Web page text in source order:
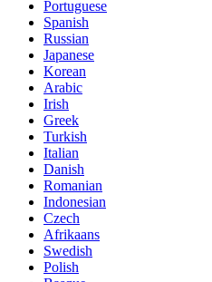
Portuguese
Spanish
Russian
Japanese
Korean
Arabic
Irish
Greek
Turkish
Italian
Danish
Romanian
Indonesian
Czech
Afrikaans
Swedish
Polish